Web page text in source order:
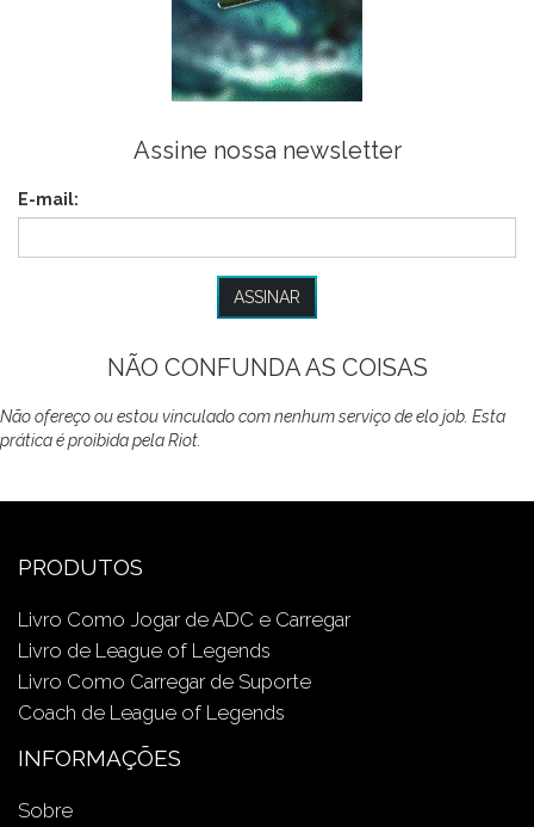
Assine nossa newsletter
E-mail:
NÃO CONFUNDA AS COISAS
Não ofereço ou estou vinculado com nenhum serviço de elo job. Esta
prática é proibida pela Riot.
PRODUTOS
Livro Como Jogar de ADC e Carregar
Livro de League of Legends
Livro Como Carregar de Suporte
Coach de League of Legends
INFORMAÇÕES
Sobre